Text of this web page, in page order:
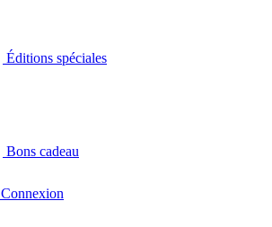
Éditions spéciales
Bons cadeau
Connexion